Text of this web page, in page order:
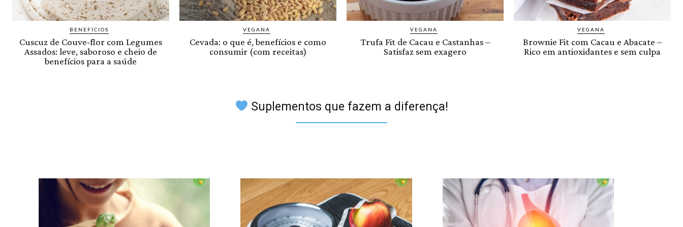
BENEFÍCIOS
Cuscuz de Couve-flor com Legumes
Assados: leve, saboroso e cheio de
benefícios para a saúde
VEGANA
Cevada: o que é, benefícios e como
consumir (com receitas)
VEGANA
Trufa Fit de Cacau e Castanhas –
Satisfaz sem exagero
VEGANA
Brownie Fit com Cacau e Abacate –
Rico em antioxidantes e sem culpa
Suplementos que fazem a diferença!